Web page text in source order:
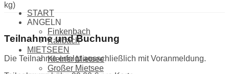
START
ANGELN
Finkenbach
Kailbach
MIETSEEN
Kleiner Mietsee
Großer Mietsee
kg)
Teilnahme und Buchung
Die Teilnahme erfolgt ausschließlich mit Voranmeldung.